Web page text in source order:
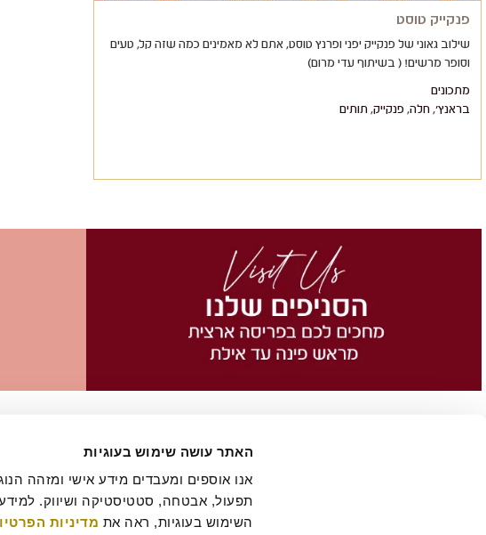
האתר עושה שימוש בעוגיות
השימוש בעוגיות, ראה את מדיניות
פנקייק טוסט
שילוב גאוני של פנקייק יפני ופרנץ טוסט, אתם לא מאמינים כמה שזה קל, טעים
וסופר מרשים! ( בשיתוף עדי מרום)
מתכונים
בראנץ', חלה, פנקייק, תותים
הצהרת נגישות מדיניות פרטיות ביטול עסקה מדיניות